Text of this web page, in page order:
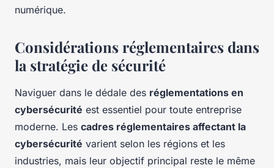
numérique.
Considérations réglementaires dans
la stratégie de sécurité
Naviguer dans le dédale des réglementations en
cybersécurité est essentiel pour toute entreprise
moderne. Les cadres réglementaires affectant la
cybersécurité varient selon les régions et les
industries, mais leur objectif principal reste le même